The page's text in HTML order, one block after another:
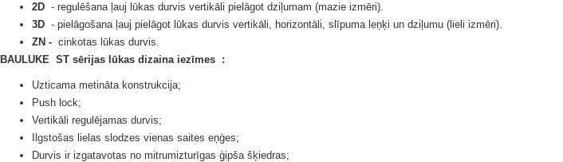
2D - regulēšana ļauj lūkas durvis vertikāli pielāgot dziļumam (mazie izmēri).
3D - pielāgošana ļauj pielāgot lūkas durvis vertikāli, horizontāli, slīpuma leņķi un dziļumu (lieli izmēri).
ZN - cinkotas lūkas durvis.
BAULUKE ST sērijas lūkas dizaina iezīmes :
Uzticama metināta konstrukcija;
Push lock;
Vertikāli regulējamas durvis;
Ilgstošas ​​lielas slodzes vienas saites eņģes;
Durvis ir izgatavotas no mitrumizturīgas ģipša šķiedras;